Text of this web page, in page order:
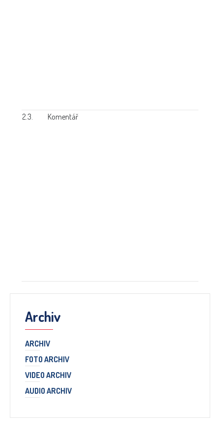
2.3. Komentář
Archiv
ARCHIV
FOTO ARCHIV
VIDEO ARCHIV
AUDIO ARCHIV